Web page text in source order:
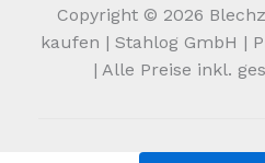
Copyright © 2026
kaufen | Stahlog GmbH |
| Alle Preise inkl.